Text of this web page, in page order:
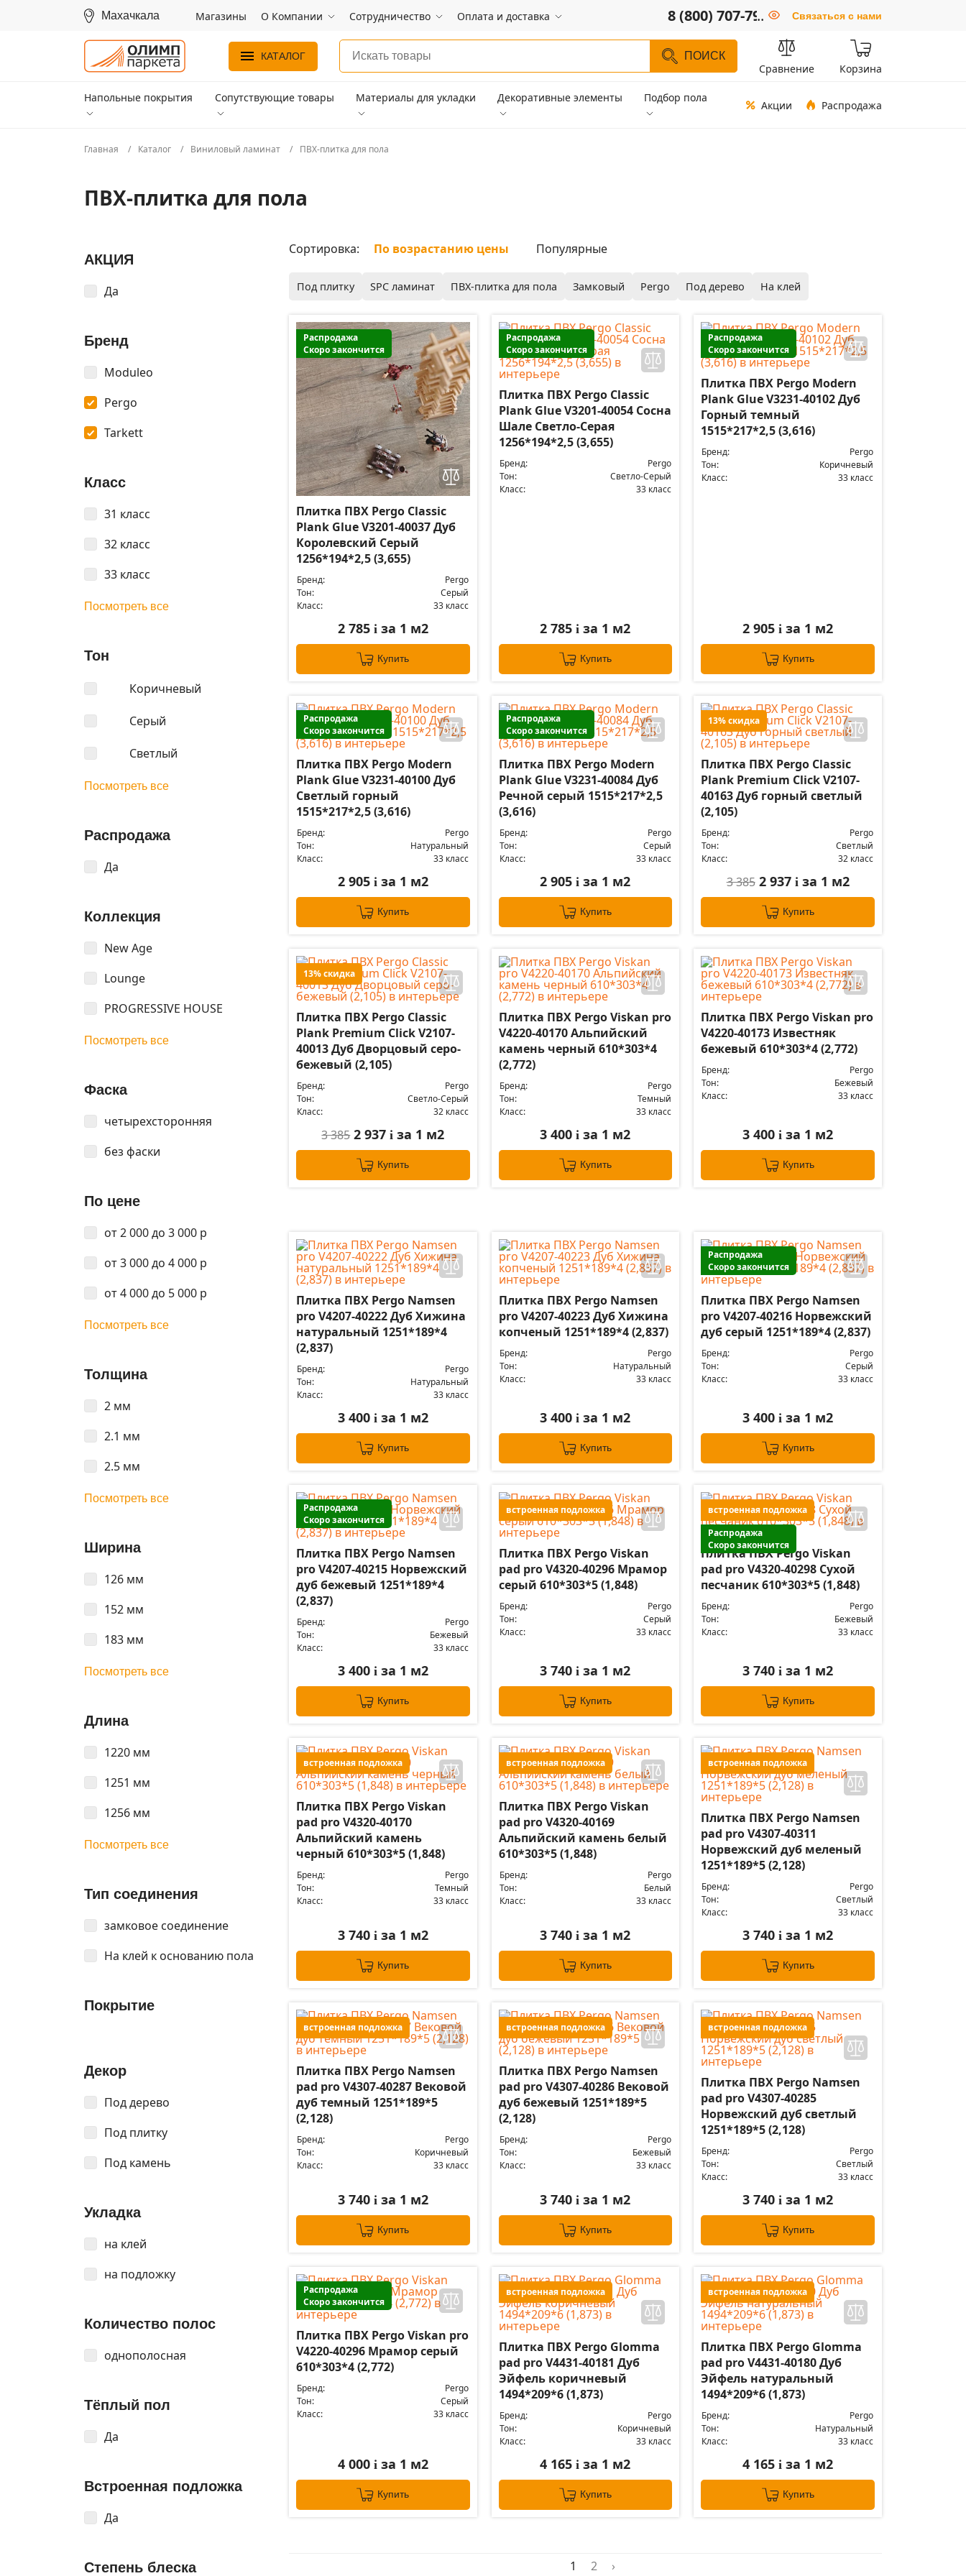
Махачкала Магазины О Компании Сотрудничество Оплата и доставка 8 (800) 707-79-66
.. Связаться с нами
КАТАЛОГ ПОИСК
Сравнение Корзина
Напольные покрытия Сопутствующие товары Материалы для укладки Декоративные элементы Подбор пола
Акции Распродажа
Главная Каталог Виниловый ламинат ПВХ-плитка для пола
ПВХ-плитка для пола
АКЦИЯ
Да
Бренд
Moduleo
Pergo
Tarkett
Класс
31 класс
32 класс
33 класс
Посмотреть все
Тон
Коричневый
Серый
Светлый
Посмотреть все
Распродажа
Да
Коллекция
New Age
Lounge
PROGRESSIVE HOUSЕ
Посмотреть все
Фаска
четырехсторонняя
без фаски
По цене
от 2 000 до 3 000 р
от 3 000 до 4 000 р
от 4 000 до 5 000 р
Посмотреть все
Толщина
2 мм
2.1 мм
2.5 мм
Посмотреть все
Ширина
126 мм
152 мм
183 мм
Посмотреть все
Длина
1220 мм
1251 мм
1256 мм
Посмотреть все
Тип соединения
замковое соединение
На клей к основанию пола
Покрытие
Декор
Под дерево
Под плитку
Под камень
Укладка
на клей
на подложку
Количество полос
однополосная
Тёплый пол
Да
Встроенная подложка
Да
Степень блеска
Сортировка: По возрастанию цены Популярные
Под плитку SPC ламинат ПВХ-плитка для пола Замковый Pergo Под дерево На клей
Распродажа
Скоро закончится
Плитка ПВХ Pergo Classic
Plank Glue V3201-40037 Дуб
Королевский Серый
1256*194*2,5 (3,655)
Бренд:
Pergo
Тон:
Серый
Класс:
33 класс
2 785 i за 1 м2
Купить
Распродажа
Скоро закончится
Плитка ПВХ Pergo Classic
Plank Glue V3201-40054 Сосна
Шале Светло-Серая
1256*194*2,5 (3,655)
Бренд:
Pergo
Тон:
Светло-Серый
Класс:
33 класс
2 785i за 1 м2
Купить
Распродажа
Скоро закончится
Плитка ПВХ Pergo Modern
Plank Glue V3231-40102 Дуб
Горный темный
1515*217*2,5 (3,616)
Бренд:
Pergo
Тон:
Коричневый
Класс:
33 класс
2 905i за 1 м2
Купить
Распродажа
Скоро закончится
Плитка ПВХ Pergo Modern
Plank Glue V3231-40100 Дуб
Светлый горный
1515*217*2,5 (3,616)
Бренд:
Pergo
Тон:
Натуральный
Класс:
33 класс
2 905 i за 1 м2
Купить
Распродажа
Скоро закончится
Плитка ПВХ Pergo Modern
Plank Glue V3231-40084 Дуб
Речной серый 1515*217*2,5
(3,616)
Бренд:
Pergo
Тон:
Серый
Класс:
33 класс
2 905i за 1 м2
Купить
13% скидка
Плитка ПВХ Pergo Classic
Plank Premium Click V2107-
40163 Дуб горный светлый
(2,105)
Бренд:
Pergo
Тон:
Светлый
Класс:
32 класс
3 385 2 937 i за 1 м2
Купить
13% скидка
Плитка ПВХ Pergo Classic
Plank Premium Click V2107-
40013 Дуб Дворцовый серо-
бежевый (2,105)
Бренд:
Pergo
Тон:
Светло-Серый
Класс:
32 класс
3 385 2 937i за 1 м2
Купить
Плитка ПВХ Pergo Viskan pro
V4220-40170 Альпийский
камень черный 610*303*4
(2,772)
Бренд:
Pergo
Тон:
Темный
Класс:
33 класс
3 400i за 1 м2
Купить
Плитка ПВХ Pergo Viskan pro
V4220-40173 Известняк
бежевый 610*303*4 (2,772)
Бренд:
Pergo
Тон:
Бежевый
Класс:
33 класс
3 400i за 1 м2
Купить
Плитка ПВХ Pergo Namsen
pro V4207-40222 Дуб Хижина
натуральный 1251*189*4
(2,837)
Бренд:
Pergo
Тон:
Натуральный
Класс:
33 класс
3 400 i за 1 м2
Купить
Плитка ПВХ Pergo Namsen
pro V4207-40223 Дуб Хижина
копченый 1251*189*4 (2,837)
Бренд:
Pergo
Тон:
Натуральный
Класс:
33 класс
3 400i за 1 м2
Купить
Распродажа
Скоро закончится
Плитка ПВХ Pergo Namsen
pro V4207-40216 Норвежский
дуб серый 1251*189*4 (2,837)
Бренд:
Pergo
Тон:
Серый
Класс:
33 класс
3 400i за 1 м2
Купить
Распродажа
Скоро закончится
Плитка ПВХ Pergo Namsen
pro V4207-40215 Норвежский
дуб бежевый 1251*189*4
(2,837)
Бренд:
Pergo
Тон:
Бежевый
Класс:
33 класс
3 400 i за 1 м2
Купить
встроенная подложка
Плитка ПВХ Pergo Viskan
pad pro V4320-40296 Мрамор
серый 610*303*5 (1,848)
Бренд:
Pergo
Тон:
Серый
Класс:
33 класс
3 740i за 1 м2
Купить
встроенная подложка
Распродажа
Скоро закончится
Плитка ПВХ Pergo Viskan
pad pro V4320-40298 Сухой
песчаник 610*303*5 (1,848)
Бренд:
Pergo
Тон:
Бежевый
Класс:
33 класс
3 740i за 1 м2
Купить
встроенная подложка
Плитка ПВХ Pergo Viskan
pad pro V4320-40170
Альпийский камень
черный 610*303*5 (1,848)
Бренд:
Pergo
Тон:
Темный
Класс:
33 класс
3 740 i за 1 м2
Купить
встроенная подложка
Плитка ПВХ Pergo Viskan
pad pro V4320-40169
Альпийский камень белый
610*303*5 (1,848)
Бренд:
Pergo
Тон:
Белый
Класс:
33 класс
3 740i за 1 м2
Купить
встроенная подложка
Плитка ПВХ Pergo Namsen
pad pro V4307-40311
Норвежский дуб меленый
1251*189*5 (2,128)
Бренд:
Pergo
Тон:
Светлый
Класс:
33 класс
3 740i за 1 м2
Купить
встроенная подложка
Плитка ПВХ Pergo Namsen
pad pro V4307-40287 Вековой
дуб темный 1251*189*5
(2,128)
Бренд:
Pergo
Тон:
Коричневый
Класс:
33 класс
3 740 i за 1 м2
Купить
встроенная подложка
Плитка ПВХ Pergo Namsen
pad pro V4307-40286 Вековой
дуб бежевый 1251*189*5
(2,128)
Бренд:
Pergo
Тон:
Бежевый
Класс:
33 класс
3 740i за 1 м2
Купить
встроенная подложка
Плитка ПВХ Pergo Namsen
pad pro V4307-40285
Норвежский дуб светлый
1251*189*5 (2,128)
Бренд:
Pergo
Тон:
Светлый
Класс:
33 класс
3 740i за 1 м2
Купить
Распродажа
Скоро закончится
Плитка ПВХ Pergo Viskan pro
V4220-40296 Мрамор серый
610*303*4 (2,772)
Бренд:
Pergo
Тон:
Серый
Класс:
33 класс
4 000 i за 1 м2
Купить
встроенная подложка
Плитка ПВХ Pergo Glomma
pad pro V4431-40181 Дуб
Эйфель коричневый
1494*209*6 (1,873)
Бренд:
Pergo
Тон:
Коричневый
Класс:
33 класс
4 165i за 1 м2
Купить
встроенная подложка
Плитка ПВХ Pergo Glomma
pad pro V4431-40180 Дуб
Эйфель натуральный
1494*209*6 (1,873)
Бренд:
Pergo
Тон:
Натуральный
Класс:
33 класс
4 165i за 1 м2
Купить
1 2 ›